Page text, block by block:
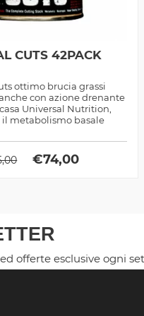
CUTS 42PACK
ottimo brucia grassi
con azione drenante
Universal Nutrition,
il metabolismo basale
€74,00
offerte esclusive ogni